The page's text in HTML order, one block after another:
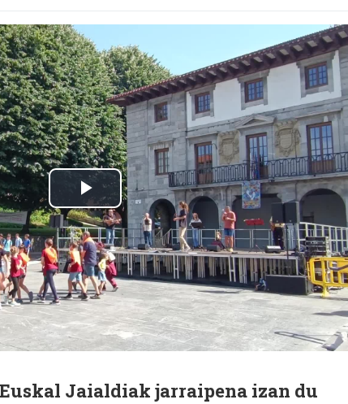
Jaialdiak jarraipena izan du